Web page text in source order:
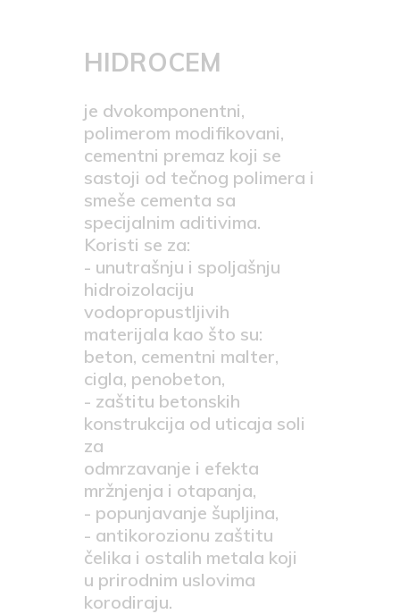
HIDROCEM
je dvokomponentni,
polimerom modifikovani,
cementni premaz koji se
sastoji od tečnog polimera i
smeše cementa sa
specijalnim aditivima.
Koristi se za:
- unutrašnju i spoljašnju
hidroizolaciju
vodopropustljivih
materijala kao što su:
beton, cementni malter,
cigla, penobeton,
- zaštitu betonskih
konstrukcija od uticaja soli
za
odmrzavanje i efekta
mržnjenja i otapanja,
- popunjavanje šupljina,
- antikorozionu zaštitu
čelika i ostalih metala koji
u prirodnim uslovima
korodiraju.